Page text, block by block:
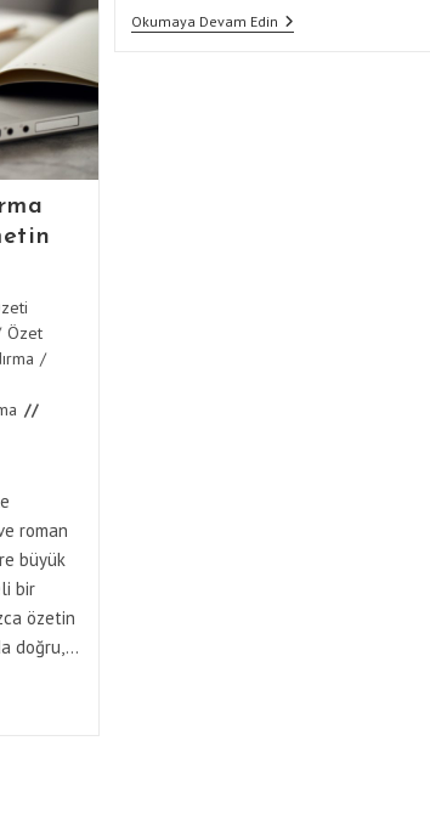
Okumaya Devam EdinRoman
Özet
/
roman
büyük
bir
özetin
doğru,…